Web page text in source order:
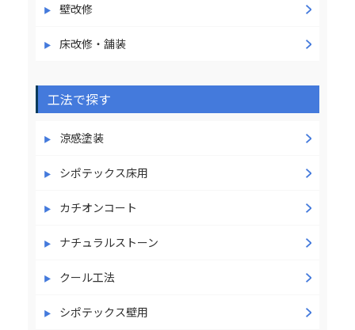
壁改修
床改修・舗装
工法で探す
涼感塗装
シポテックス床用
カチオンコート
ナチュラルストーン
クール工法
シポテックス壁用